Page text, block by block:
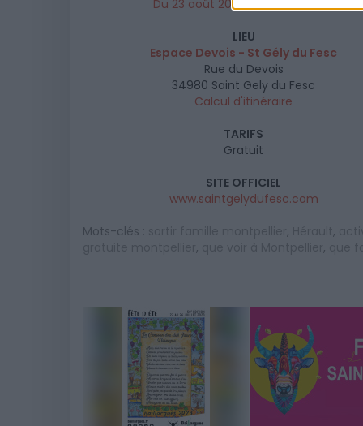
Du 23 août 2018 au 27 août 2018
LIEU
Espace Devois - St Gély du Fesc
Rue du Devois
34980 Saint Gely du Fesc
Calcul d'itinéraire
TARIFS
Gratuit
SITE OFFICIEL
www.saintgelydufesc.com
Mots-clés : , ,
, ,